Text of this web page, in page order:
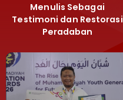
Menulis Sebagai
Testimoni dan Restorasi
Peradaban